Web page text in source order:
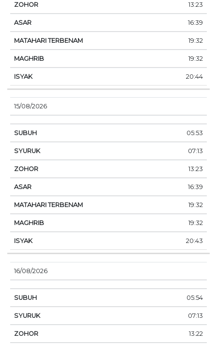
13:23
16:39
19:32
19:32
20:44
15/08/2026
05:53
07:13
13:23
16:39
19:32
19:32
20:43
16/08/2026
05:54
07:13
13:22